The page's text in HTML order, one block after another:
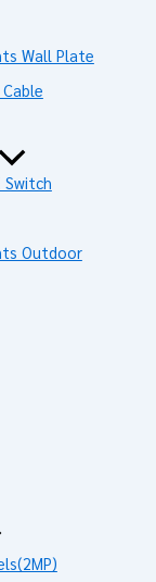
Wall Plate
Switch
Outdoor